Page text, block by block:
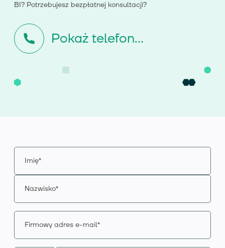
BI? Potrzebujesz bezpłatnej konsultacji?
Pokaż telefon...